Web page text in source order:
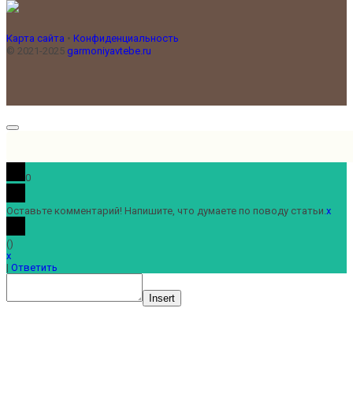
Карта сайта • Конфиденциальность
© 2021-2025 garmoniyavtebe.ru
0
Оставьте комментарий! Напишите, что думаете по поводу статьи.x
()
x
| Ответить
Insert